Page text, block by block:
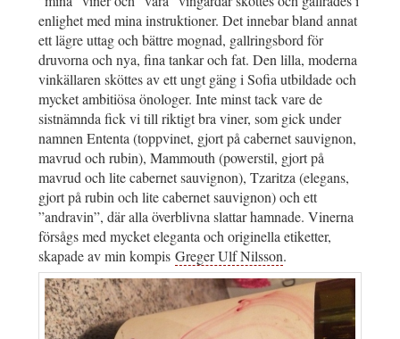
enlighet med mina instruktioner. Det innebar bland annat
ett lägre uttag och bättre mognad, gallringsbord för
druvorna och nya, fina tankar och fat. Den lilla, moderna
vinkällaren sköttes av ett ungt gäng i Sofia utbildade och
mycket ambitiösa önologer. Inte minst tack vare de
sistnämnda fick vi till riktigt bra viner, som gick under
namnen Ententa (toppvinet, gjort på cabernet sauvignon,
mavrud och rubin), Mammouth (powerstil, gjort på
mavrud och lite cabernet sauvignon), Tzaritza (elegans,
gjort på rubin och lite cabernet sauvignon) och ett
”andravin”, där alla överblivna slattar hamnade. Vinerna
försågs med mycket eleganta och originella etiketter,
skapade av min kompis Greger Ulf Nilsson.